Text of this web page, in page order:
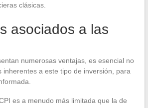
clásicas.
asociados a las
numerosas ventajas, es esencial no
inherentes a este tipo de inversión, para
es a menudo más limitada que la de